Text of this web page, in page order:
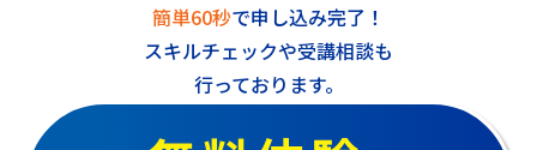
簡単60秒で申し込み完了！
スキルチェックや受講相談も
行っております。